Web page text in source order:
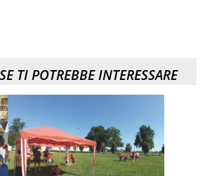
TI POTREBBE INTERESSARE